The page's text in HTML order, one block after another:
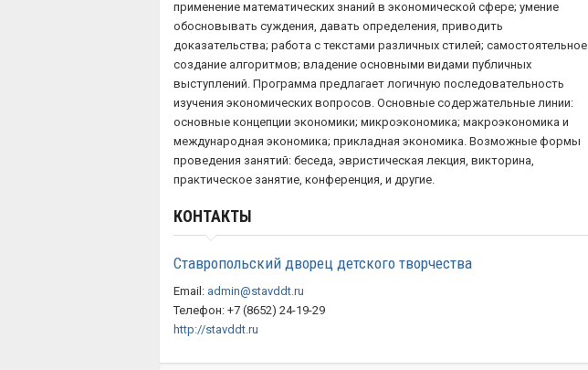
применение математических знаний в экономической сфере; умение
обосновывать суждения, давать определения, приводить
доказательства; работа с текстами различных стилей; самостоятельное
создание алгоритмов; владение основными видами публичных
выступлений. Программа предлагает логичную последовательность
изучения экономических вопросов. Основные содержательные линии:
основные концепции экономики; микроэкономика; макроэкономика и
международная экономика; прикладная экономика. Возможные формы
проведения занятий: беседа, эвристическая лекция, викторина,
практическое занятие, конференция, и другие.
КОНТАКТЫ
Ставропольский дворец детского творчества
Email: admin@stavddt.ru
Телефон: +7 (8652) 24-19-29
http://stavddt.ru